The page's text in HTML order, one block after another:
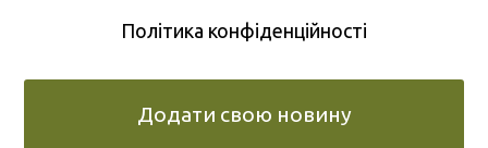
Політика конфіденційності
Додати свою новину